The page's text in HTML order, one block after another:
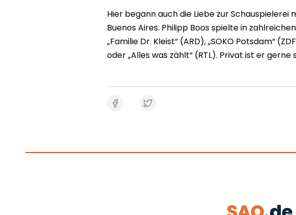
Hier begann auch die Liebe zur Schauspielerei
Buenos Aires. Philipp Boos spielte in
„Familie Dr. Kleist“ (ARD), „SOKO Potsdam“
oder „Alles was zählt“ (RTL). Privat ist er